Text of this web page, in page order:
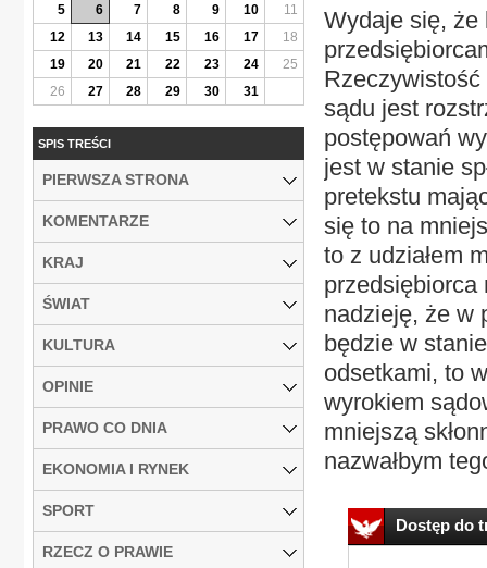
Wydaje się, że
sądu jest
postępowań
jest w stanie
pretekstu
się to na
to z udziałem
przedsiębiorca
nadzieję, że w
będzie w
odsetkami, to
wyrokiem
mniejszą
nazwałbym
Dostęp do
5
6 7 8 9 10
11
12
13 14 15 16 17
18
19
20 21 22 23 24
25
26
27 28 29 30 31
SPIS TREŚCI
PIERWSZA STRONA
KOMENTARZE
KRAJ
ŚWIAT
KULTURA
OPINIE
PRAWO CO DNIA
EKONOMIA I RYNEK
SPORT
RZECZ O PRAWIE